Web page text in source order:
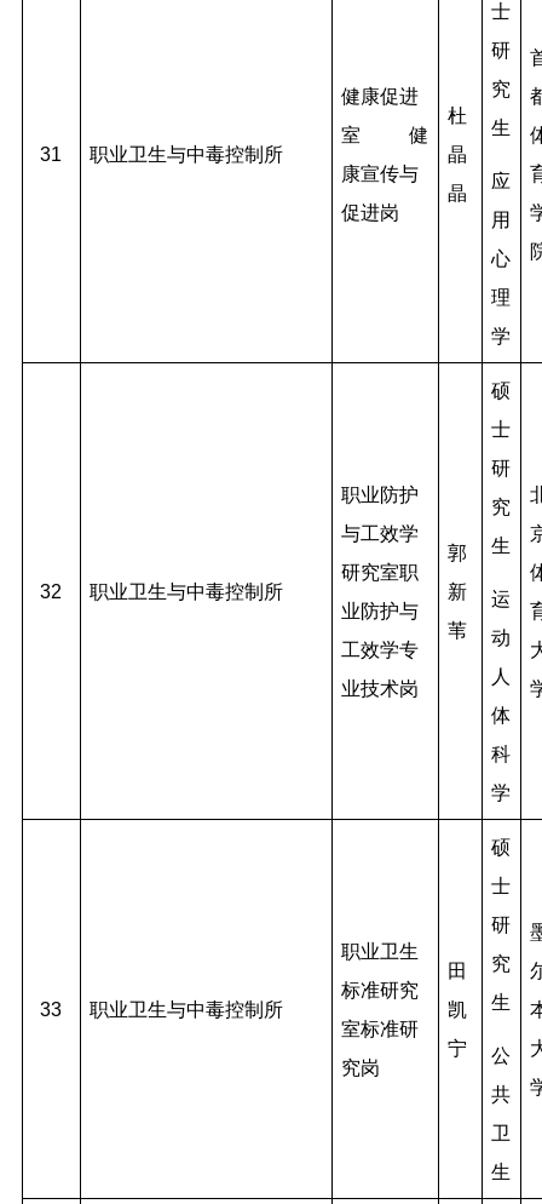
31 职业卫生与中毒控制所
健康促进
室
健
康宣传与
促进岗
杜
晶
晶
士
研
究
生
应
用
心
理
学
32 职业卫生与中毒控制所
职业防护
与工效学
研究室职
业防护与
工效学专
业技术岗
郭
新
苇
硕
士
研
究
生
运
动
人
体
科
学
33 职业卫生与中毒控制所
职业卫生
标准研究
室标准研
究岗
田
凯
宁
硕
士
研
究
生
公
共
卫
生